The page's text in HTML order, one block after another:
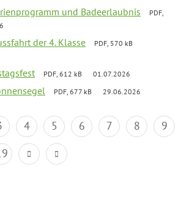
und Badeerlaubnis
PDF,
der 4. Klasse
PDF, 570 kB
PDF, 612 kB 01.07.2026
PDF, 677 kB 29.06.2026
4 5 6 7 8
9